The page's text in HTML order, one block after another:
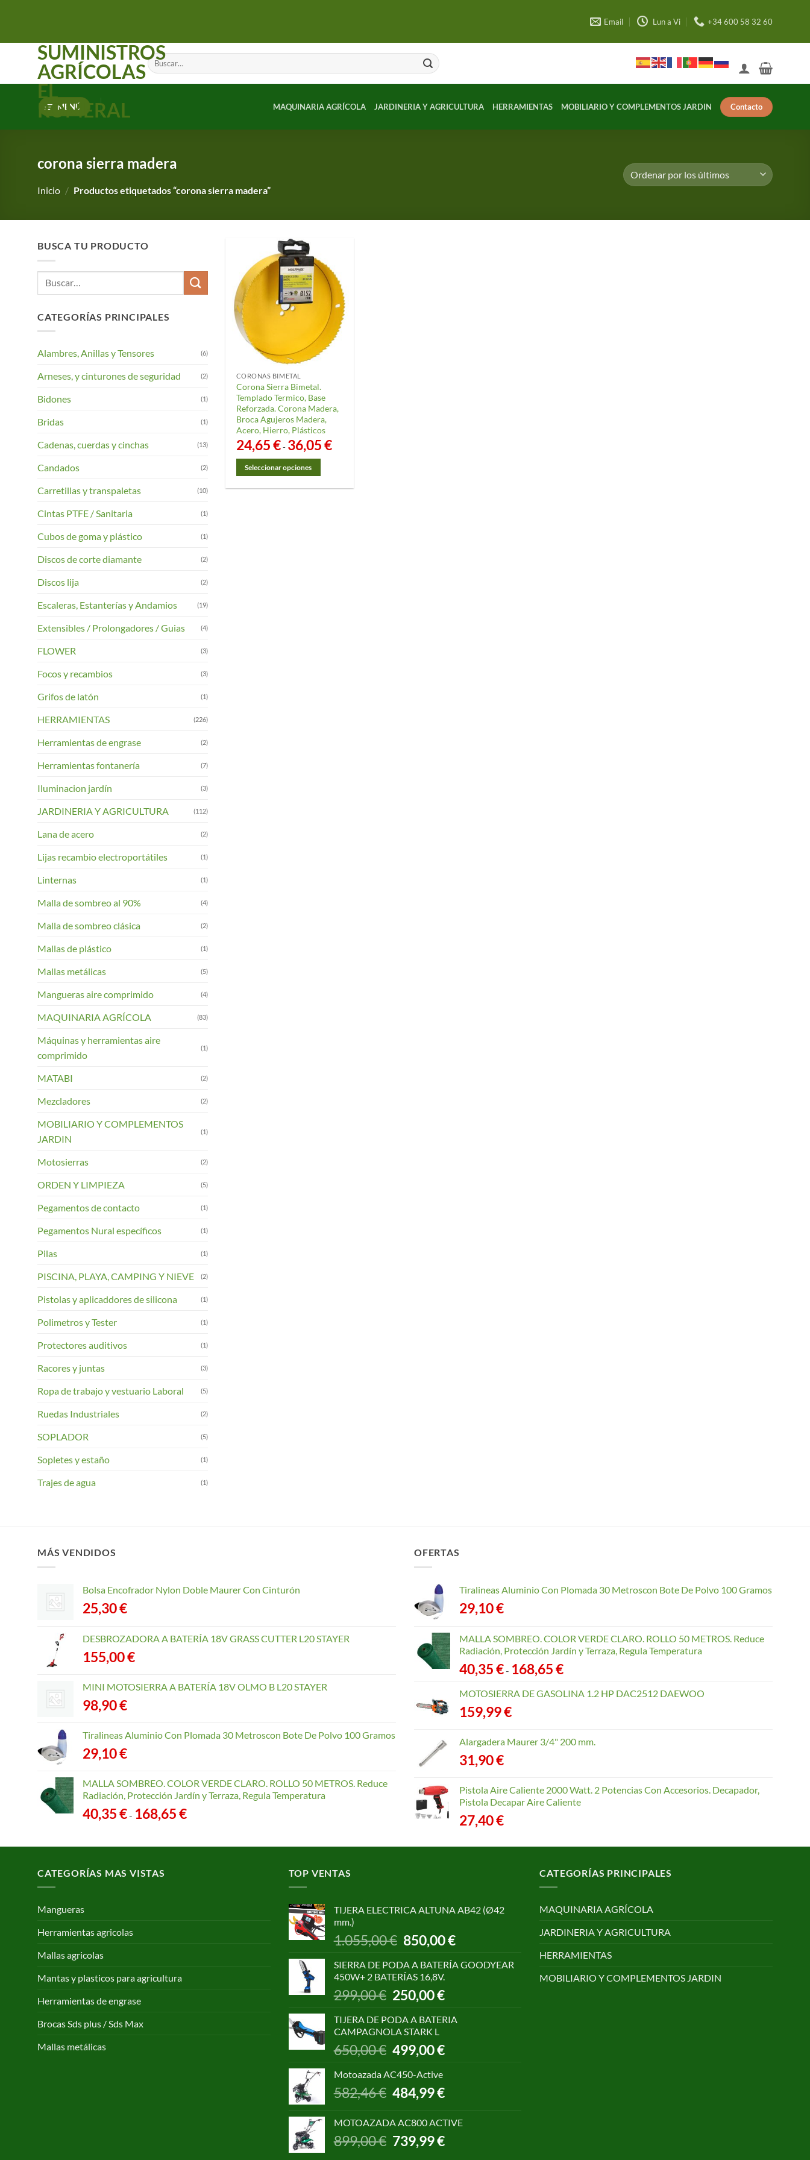
Email Lun a Vi +34 600 58 32 60
SUMINISTROS
AGRÍCOLAS
EL
ROMERAL
Buscar
por:
MENÚ MAQUINARIA AGRÍCOLA JARDINERIA Y AGRICULTURA HERRAMIENTAS MOBILIARIO Y COMPLEMENTOS JARDIN Contacto
corona sierra madera
Inicio / Productos etiquetados “corona sierra madera”
BUSCA TU PRODUCTO
Buscar
CATEGORÍAS PRINCIPALES
Alambres, Anillas y Tensores (6)
Arneses, y cinturones de seguridad (2)
Bidones (1)
Bridas (1)
Cadenas, cuerdas y cinchas (13)
Candados (2)
Carretillas y transpaletas (10)
Cintas PTFE / Sanitaria (1)
Cubos de goma y plástico (1)
Discos de corte diamante (2)
Discos lija (2)
Escaleras, Estanterías y Andamios (19)
Extensibles / Prolongadores / Guias (4)
FLOWER (3)
Focos y recambios (3)
Grifos de latón (1)
HERRAMIENTAS (226)
Herramientas de engrase (2)
Herramientas fontanería (7)
Iluminacion jardín (3)
JARDINERIA Y AGRICULTURA (112)
Lana de acero (2)
Lijas recambio electroportátiles (1)
Linternas (1)
Malla de sombreo al 90% (4)
Malla de sombreo clásica (2)
Mallas de plástico (1)
Mallas metálicas (5)
Mangueras aire comprimido (4)
MAQUINARIA AGRÍCOLA (83)
Máquinas y herramientas aire
comprimido
(1)
MATABI (2)
Mezcladores (2)
MOBILIARIO Y COMPLEMENTOS
JARDIN
(1)
Motosierras (2)
ORDEN Y LIMPIEZA (5)
Pegamentos de contacto (1)
Pegamentos Nural específicos (1)
Pilas (1)
PISCINA, PLAYA, CAMPING Y NIEVE (2)
Pistolas y aplicaddores de silicona (1)
Polimetros y Tester (1)
Protectores auditivos (1)
Racores y juntas (3)
Ropa de trabajo y vestuario Laboral (5)
Ruedas Industriales (2)
SOPLADOR (5)
Sopletes y estaño (1)
Trajes de agua (1)
CORONAS BIMETAL
Corona Sierra Bimetal.
Templado Termico, Base
Reforzada. Corona Madera,
Broca Agujeros Madera,
Acero, Hierro, Plásticos
24,65€ - 36,05€Rango
de
36,05 €
Seleccionar opciones
MÁS VENDIDOS
Bolsa Encofrador Nylon Doble Maurer Con Cinturón
25,30€
DESBROZADORA A BATERÍA 18V GRASS CUTTER L20 STAYER
155,00€
MINI MOTOSIERRA A BATERÍA 18V OLMO B L20 STAYER
98,90€
Tiralineas Aluminio Con Plomada 30 Metroscon Bote De Polvo 100 Gramos
29,10€
MALLA SOMBREO. COLOR VERDE CLARO. ROLLO 50 METROS. Reduce
Radiación, Protección Jardín y Terraza, Regula Temperatura
40,35€- 168,65€Rango
desde
OFERTAS
Tiralineas Aluminio Con Plomada 30 Metroscon Bote De Polvo 100 Gramos
29,10€
MALLA SOMBREO. COLOR VERDE CLARO. ROLLO 50 METROS. Reduce
Radiación, Protección Jardín y Terraza, Regula Temperatura
40,35€- 168,65€Rango
precios:
168,65 €
MOTOSIERRA DE GASOLINA 1.2 HP DAC2512 DAEWOO
159,99€
Alargadera Maurer 3/4" 200 mm.
31,90€
Pistola Aire Caliente 2000 Watt. 2 Potencias Con Accesorios. Decapador,
Pistola Decapar Aire Caliente
27,40€
CATEGORÍAS MAS VISTAS
Mangueras
Herramientas agricolas
Mallas agricolas
Mantas y plasticos para agricultura
Herramientas de engrase
Brocas Sds plus / Sds Max
Mallas metálicas
TOP VENTAS
TIJERA ELECTRICA ALTUNA AB42 (Ø42
mm.)
1.055,00€ El
precio
original
era:
1.055,00 €.
850,00€El
actual
SIERRA DE PODA A BATERÍA GOODYEAR
450W+ 2 BATERÍAS 16,8V.
299,00€ El
precio
original
era:
299,00 €.
250,00€El
actual
250,00 €.
TIJERA DE PODA A BATERIA
CAMPAGNOLA STARK L
650,00€
El
precio
original
650,00 €.
499,00€El
499,00 €.
Motoazada AC450-Active
582,46€
El
precio
era:
582,46 €.
484,99€El
es:
484,99 €.
MOTOAZADA AC800 ACTIVE
899,00€ El
precio
739,99€El
CATEGORÍAS PRINCIPALES
MAQUINARIA AGRÍCOLA
JARDINERIA Y AGRICULTURA
HERRAMIENTAS
MOBILIARIO Y COMPLEMENTOS JARDIN